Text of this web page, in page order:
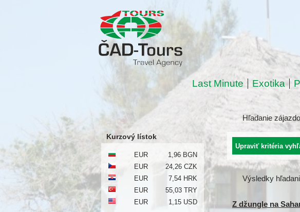
Last Minute Exotika
Hľadanie
Výsledky
Z džungle na
Kurzový lístok
EUR
1,96 BGN
EUR
24,26 CZK
EUR
7,54 HRK
EUR
55,03 TRY
EUR
1,15 USD